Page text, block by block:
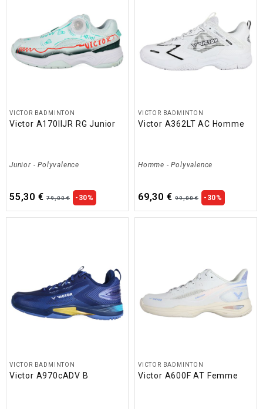
VICTOR BADMINTON
Victor A170IIJR RG Junior
Junior-Polyvalence
55,30 € 79,00 € -30%
VICTOR BADMINTON
Victor A362LT AC Homme
Homme -Polyvalence
69,30 € 99,00 € -30%
VICTOR BADMINTON
Victor A970cADV B
VICTOR BADMINTON
Victor A600F AT Femme